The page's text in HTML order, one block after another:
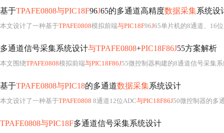
基于TPAFE0808与PIC18F96J65的多通道高精度数据采集系统设
本文设计了一种基于TPAFE0808模拟前端与PIC18F96J65单片机的8通道、16
多通道信号采集系统设计与TPAFE0808+PIC18F86J55方案解析
本文围绕TPAFE0808模拟前端与PIC18F86J55微控制器构建的8通道信号采集
基于TPAFE0808与PIC18的多通道数据采集系统设计
本文设计了一种基于TPAFE0808 8通道12位ADC与PIC18F86J50微控制器的多
TPAFE0808与PIC18F多通道信号采集系统设计